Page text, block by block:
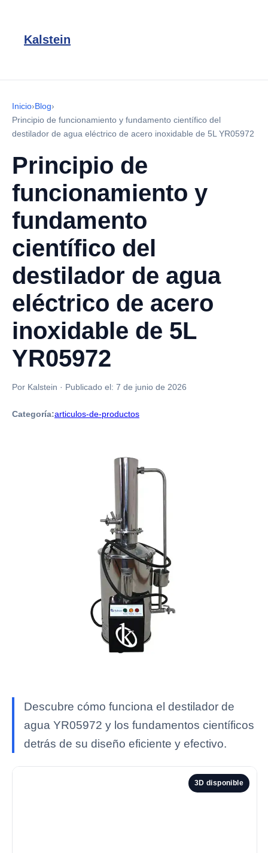
Kalstein
Inicio›Blog›
Principio de funcionamiento y fundamento científico del
destilador de agua eléctrico de acero inoxidable de 5L YR05972
Principio de
funcionamiento y
fundamento
científico del
destilador de agua
eléctrico de acero
inoxidable de 5L
YR05972
Por Kalstein · Publicado el: 7 de junio de 2026
Categoría:articulos-de-productos
Descubre cómo funciona el destilador de
agua YR05972 y los fundamentos científicos
detrás de su diseño eficiente y efectivo.
3D disponible